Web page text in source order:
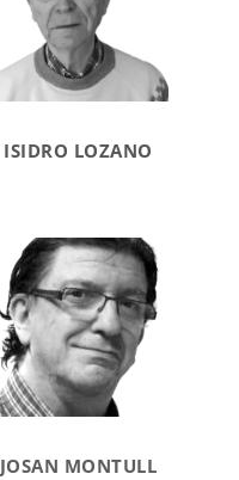
ISIDRO LOZANO
JOSAN MONTULL